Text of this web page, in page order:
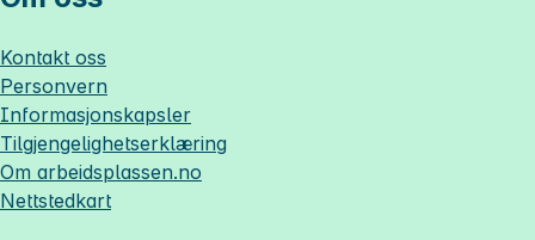
Kontakt oss
Personvern
Informasjonskapsler
Tilgjengelighetserklæring
Om arbeidsplassen.no
Nettstedkart